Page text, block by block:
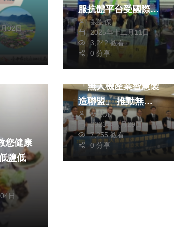
02日
服抗體平台受國際肯
定
張皓傑
2025年十二月11日
3,242 觀看
0 分享
您健康
日
財經及消費
台中港科技園區成立
「無人機產業智慧製
造聯盟」 推動無人
機產業發展
林獻元
2023年八月29日
7,255 觀看
0 分享